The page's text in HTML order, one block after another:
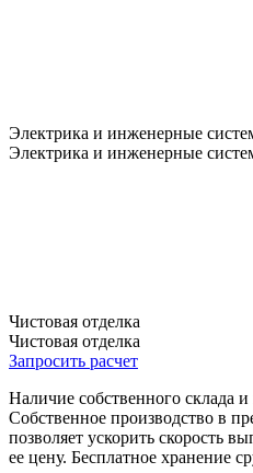
Электрика и инженерные
Электрика и инженерные
Чистовая отделка
Чистовая отделка
Запросить расчет
Наличие собственного склада и
Собственное производство в
позволяет ускорить скорость
ее цену. Бесплатное хранение